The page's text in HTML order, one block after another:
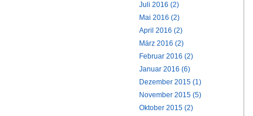
Juli 2016 (2)
Mai 2016 (2)
April 2016 (2)
März 2016 (2)
Februar 2016 (2)
Januar 2016 (6)
Dezember 2015 (1)
November 2015 (5)
Oktober 2015 (2)